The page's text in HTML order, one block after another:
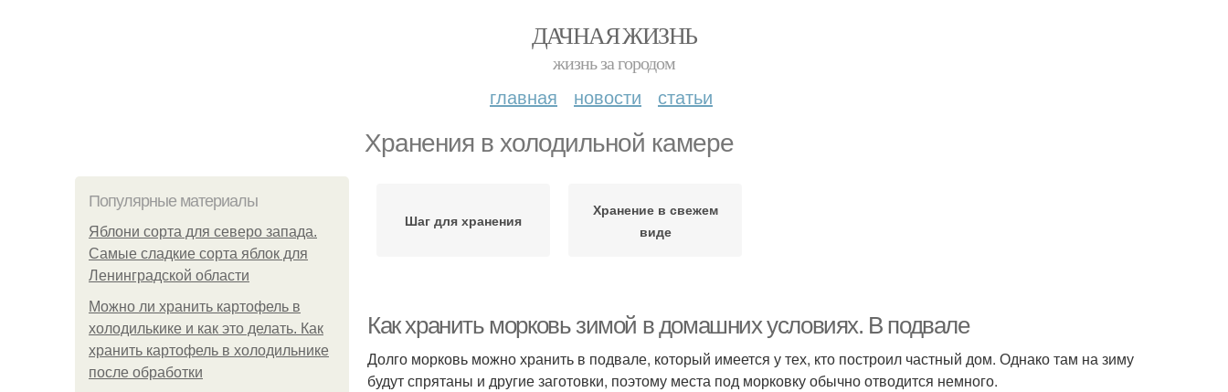
ДАЧНАЯ ЖИЗНЬ
жизнь за городом
главная новости статьи
Хранения в холодильной камере
Популярные материалы
Яблони сорта для северо запада.
Самые сладкие сорта яблок для
Ленинградской области
Можно ли хранить картофель в
холодилькике и как это делать. Как
хранить картофель в холодильнике
после обработки
Шаг для хранения
Хранение в свежем
виде
Как хранить морковь зимой в домашних условиях. В подвале
Долго морковь можно хранить в подвале, который имеется у тех, кто построил частный дом. Однако там на зиму
будут спрятаны и другие заготовки, поэтому места под морковку обычно отводится немного.